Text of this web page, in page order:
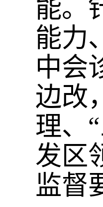
能。
能力
中会
边改
理、
发区
监督